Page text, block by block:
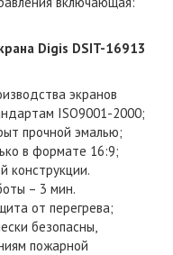
Digis DSIT-16913
экранов
ISO9001-2000;
прочной эмалью;
в формате 16:9;
конструкции.
– 3 мин.
от перегрева;
безопасны,
пожарной